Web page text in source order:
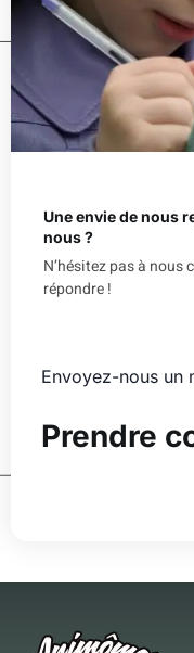
Une envie de nous
nous ?
N’hésitez pas à nous
répondre !
Envoyez-nous un
Prendre